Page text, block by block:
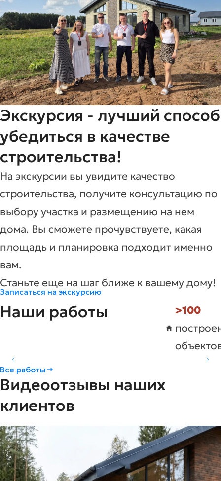
Экскурсия - лучший способ
убедиться в качестве
строительства!
На экскурсии вы увидите качество
строительства, получите консультацию по
выбору участка и размещению на нем
дома. Вы сможете прочувствуете, какая
площадь и планировка подходит именно
вам.
Станьте еще на шаг ближе к вашему дому!
Записаться на экскурсию
Наши работы
>100
Коттедж в д. Вотское -
H175
Коттедж в г. Киров -
H174
Коттедж в с. Трехречье
- H173
Все работы
Видеоотзывы наших
клиентов